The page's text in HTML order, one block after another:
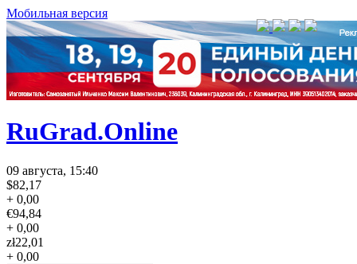
Мобильная версия
RuGrad.Online
09 августа, 15:40
$82,17
+ 0,00
€94,84
+ 0,00
zł22,01
+ 0,00